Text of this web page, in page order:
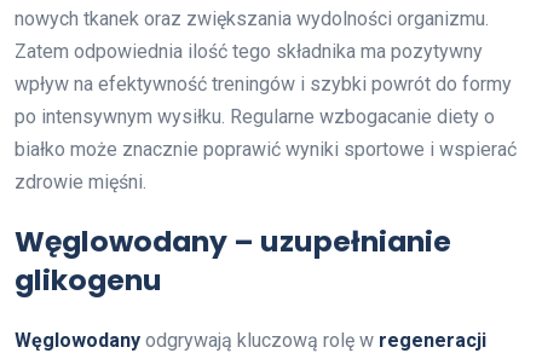
nowych tkanek oraz zwiększania wydolności organizmu.
Zatem odpowiednia ilość tego składnika ma pozytywny
wpływ na efektywność treningów i szybki powrót do formy
po intensywnym wysiłku. Regularne wzbogacanie diety o
białko może znacznie poprawić wyniki sportowe i wspierać
zdrowie mięśni.
Węglowodany – uzupełnianie
glikogenu
Węglowodany odgrywają kluczową rolę w regeneracji